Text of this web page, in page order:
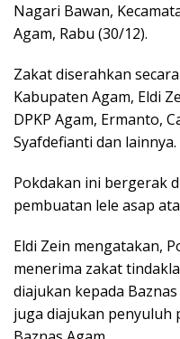
Nagari Bawan,
Agam, Rabu (30/12).
Zakat diserahkan
Kabupaten Agam, Eldi
DPKP Agam, Ermanto,
Syafdefianti dan lainnya.
Pokdakan ini bergerak
pembuatan lele asap
Eldi Zein mengatakan,
menerima zakat
diajukan kepada
juga diajukan penyuluh